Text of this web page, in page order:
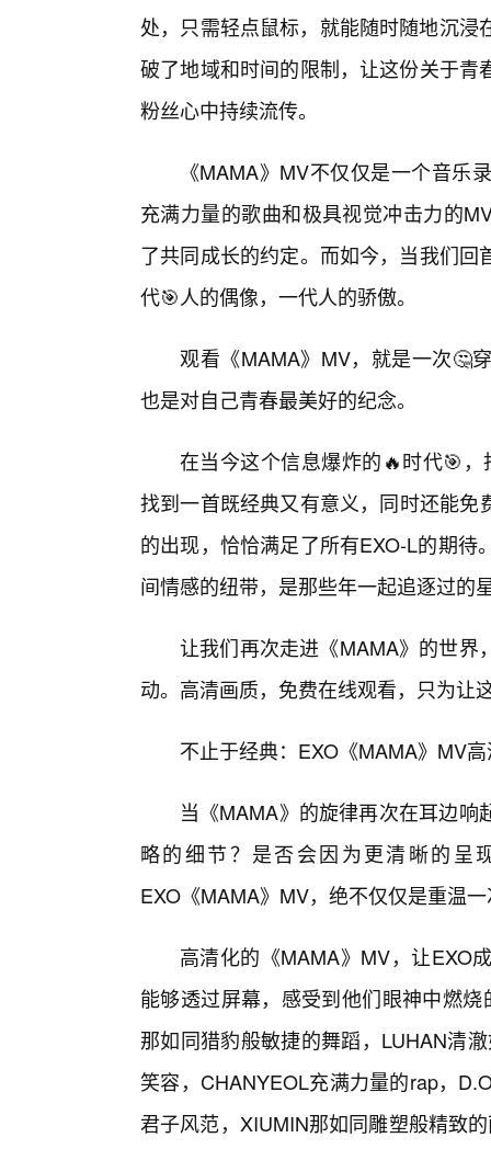
处，只需轻点鼠标，就能随时随地沉
破了地域和时间的限制，让这份关于
粉丝心中持续流传。
《MAMA》MV不仅仅是一个音乐
充满力量的歌曲和极具视觉冲击力的
了共同成长的约定。而如今，当我们
代🎯人的偶像，一代人的骄傲。
观看《MAMA》MV，就是一次🤔
也是对自己青春最美好的纪念。
在当今这个信息爆炸的🔥时代🎯
找到一首既经典又有意义，同时还能
的出现，恰恰满足了所有EXO-L的期
间情感的纽带，是那些年一起追逐过的
让我们再次走进《MAMA》的世界
动。高清画质，免费在线观看，只为让
不止于经典：EXO《MAMA》MV
当《MAMA》的旋律再次在耳边
略的细节？是否会因为更清晰的呈
EXO《MAMA》MV，绝不仅仅是重温
高清化的《MAMA》MV，让EXO
能够透过屏幕，感受到他们眼神中燃
那如同猎豹般敏捷的舞蹈，LUHAN清
笑容，CHANYEOL充满力量的rap，
君子风范，XIUMIN那如同雕塑般精致